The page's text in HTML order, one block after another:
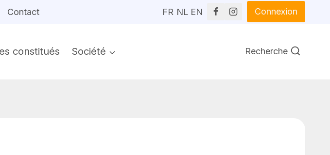
Contact FR NL EN Connexion
constitués Société Recherche